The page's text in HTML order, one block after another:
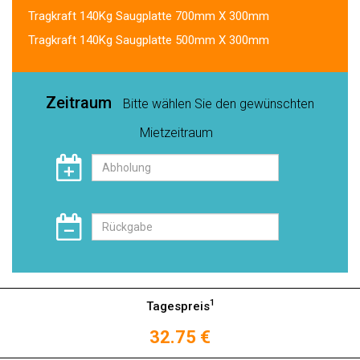
Tragkraft 140Kg Saugplatte 700mm X 300mm
Tragkraft 140Kg Saugplatte 500mm X 300mm
Zeitraum
Bitte wählen Sie den gewünschten
Mietzeitraum
Tagespreis1
32.75 €